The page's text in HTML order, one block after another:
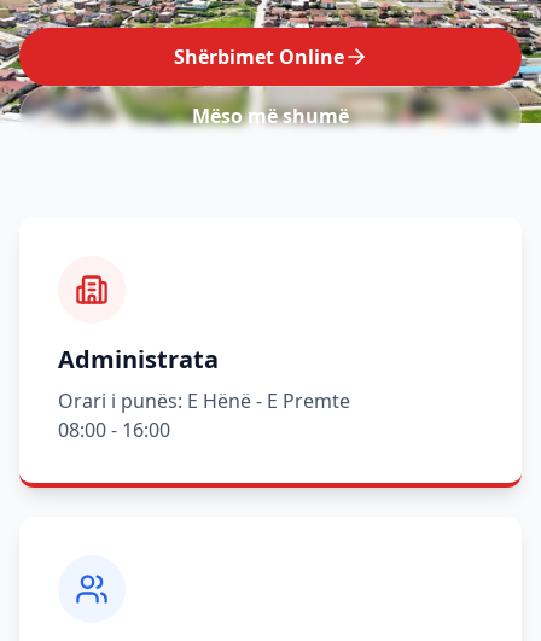
Shërbimet Online
Mëso më shumë
Administrata
Orari i punës: E Hënë - E Premte
08:00 - 16:00